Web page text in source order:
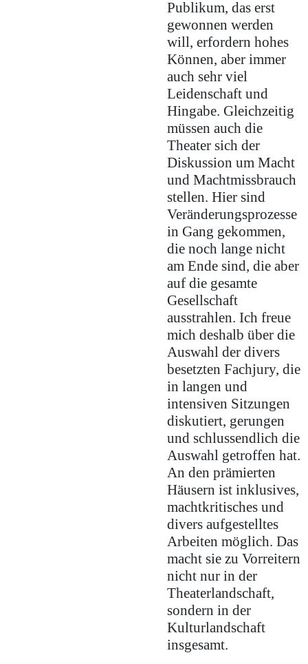
Publikum, das erst
gewonnen werden
will, erfordern hohes
Können, aber immer
auch sehr viel
Leidenschaft und
Hingabe. Gleichzeitig
müssen auch die
Theater sich der
Diskussion um Macht
und Machtmissbrauch
stellen. Hier sind
Veränderungsprozesse
in Gang gekommen,
die noch lange nicht
am Ende sind, die aber
auf die gesamte
Gesellschaft
ausstrahlen. Ich freue
mich deshalb über die
Auswahl der divers
besetzten Fachjury, die
in langen und
intensiven Sitzungen
diskutiert, gerungen
und schlussendlich die
Auswahl getroffen hat.
An den prämierten
Häusern ist inklusives,
machtkritisches und
divers aufgestelltes
Arbeiten möglich. Das
macht sie zu Vorreitern
nicht nur in der
Theaterlandschaft,
sondern in der
Kulturlandschaft
insgesamt.